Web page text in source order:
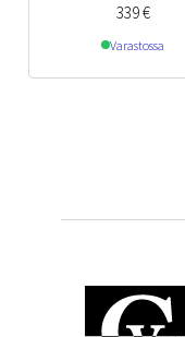
339€
Varastossa